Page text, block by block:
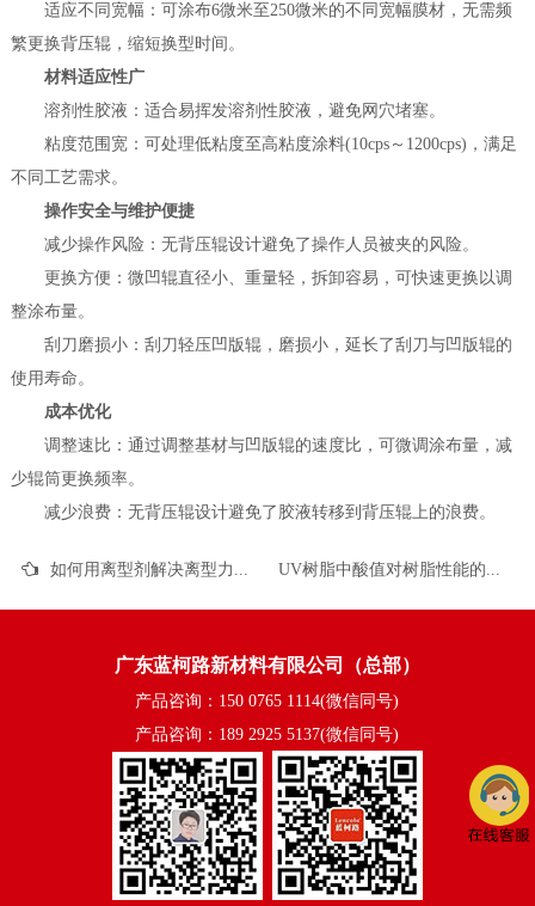
适应不同宽幅：可涂布6微米至250微米的不同宽幅膜材，无需频
繁更换背压辊，缩短换型时间。
材料适应性广
溶剂性胶液：适合易挥发溶剂性胶液，避免网穴堵塞。
粘度范围宽：可处理低粘度至高粘度涂料(10cps～1200cps)，满足
不同工艺需求。
操作安全与维护便捷
减少操作风险：无背压辊设计避免了操作人员被夹的风险。
更换方便：微凹辊直径小、重量轻，拆卸容易，可快速更换以调
整涂布量。
刮刀磨损小：刮刀轻压凹版辊，磨损小，延长了刮刀与凹版辊的
使用寿命。
成本优化
调整速比：通过调整基材与凹版辊的速度比，可微调涂布量，减
少辊筒更换频率。
减少浪费：无背压辊设计避免了胶液转移到背压辊上的浪费。
广东蓝柯路新材料有限公司（总部）
产品咨询：150 0765 1114(微信同号)
产品咨询：189 2925 5137(微信同号)